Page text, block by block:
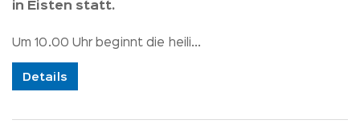
in Eisten statt.
Um 10.00 Uhr beginnt die heili...
Details